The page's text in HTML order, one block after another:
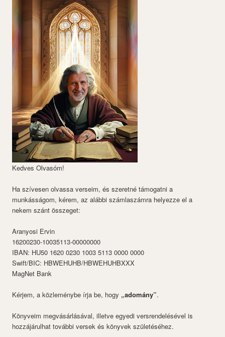
Kedves Olvasóm!
Ha szívesen olvassa verseim, és szeretné támogatni a
munkásságom, kérem, az alábbi számlaszámra helyezze el a
nekem szánt összeget:
Aranyosi Ervin
16200230-10035113-00000000
IBAN: HU50 1620 0230 1003 5113 0000 0000
Swift/BIC: HBWEHUHB/HBWEHUHBXXX
MagNet Bank
Kérjem, a közleménybe írja be, hogy „adomány”.
Könyveim megvásárlásával, illetve egyedi versrendelésével is
hozzájárulhat további versek és könyvek születéséhez.